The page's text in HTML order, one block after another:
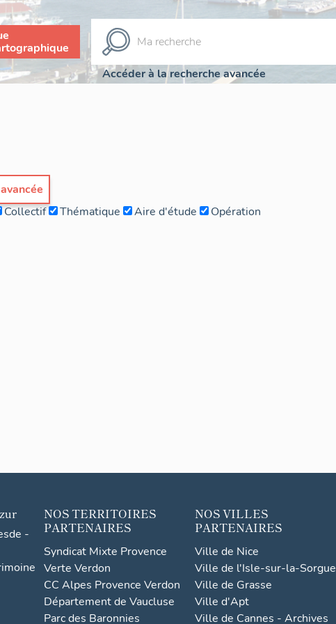
Accéder à la recherche avancée
Collectif Thématique Aire d'étude Opération
-
NOS TERRITOIRES
PARTENAIRES
Syndicat Mixte Provence
Verte Verdon
CC Alpes Provence Verdon
Département de Vaucluse
Parc des Baronnies
NOS VILLES
PARTENAIRES
Ville de Nice
Ville de l'Isle-sur-la-Sorgue
Ville de Grasse
Ville d'Apt
Ville de Cannes - Archives